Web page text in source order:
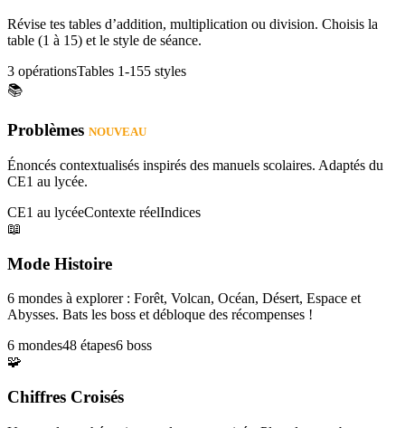
Révise tes tables d’addition, multiplication ou division. Choisis la
table (1 à 15) et le style de séance.
3 opérationsTables 1-155 styles
📚
Problèmes NOUVEAU
Énoncés contextualisés inspirés des manuels scolaires. Adaptés du
CE1 au lycée.
CE1 au lycéeContexte réelIndices
📖
Mode Histoire
6 mondes à explorer : Forêt, Volcan, Océan, Désert, Espace et
Abysses. Bats les boss et débloque des récompenses !
6 mondes48 étapes6 boss
🧩
Chiffres Croisés